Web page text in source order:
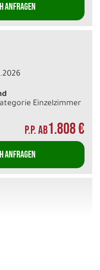
ANFRAGEN
Einzelzimmer
P.P. AB1.808 €
ANFRAGEN
Einzelzimmer